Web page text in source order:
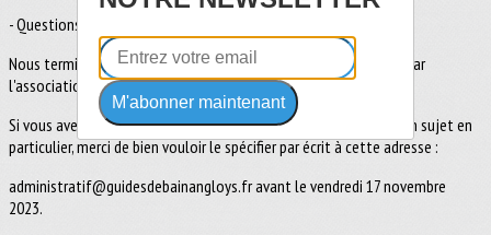
- Questions diverses
Nous terminerons l'Assemblée Générale autour d'un pot offert par
l'association.
Si vous avez des questions spécifiques ou la volonté d'aborder un sujet en
particulier, merci de bien vouloir le spécifier par écrit à cette adresse :
administratif@guidesdebainangloys.fr avant le vendredi 17 novembre
2023.
M'abonner maintenant